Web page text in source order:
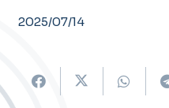
2025/07/14